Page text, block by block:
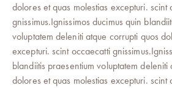
dolores et quas molestias excepturi. scint
gnissimus.Ignissimos ducimus quin
voluptatem deleniti atque corrupti quos
excepturi. scint occaecatti
blandiitis praesentium voluptatem deleniti
dolores et quas molestias excepturi. scint